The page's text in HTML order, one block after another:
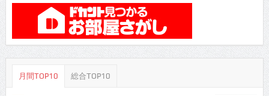
月間TOP10 総合TOP10